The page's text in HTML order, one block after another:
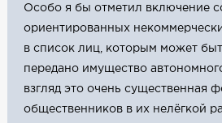
Особо я бы отметил включение
ориентированных
в список лиц, которым может
передано имущество
взгляд это очень существенная
общественников в их нелёгкой